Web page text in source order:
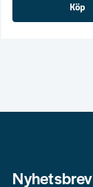
Köp
Nyhetsbrev